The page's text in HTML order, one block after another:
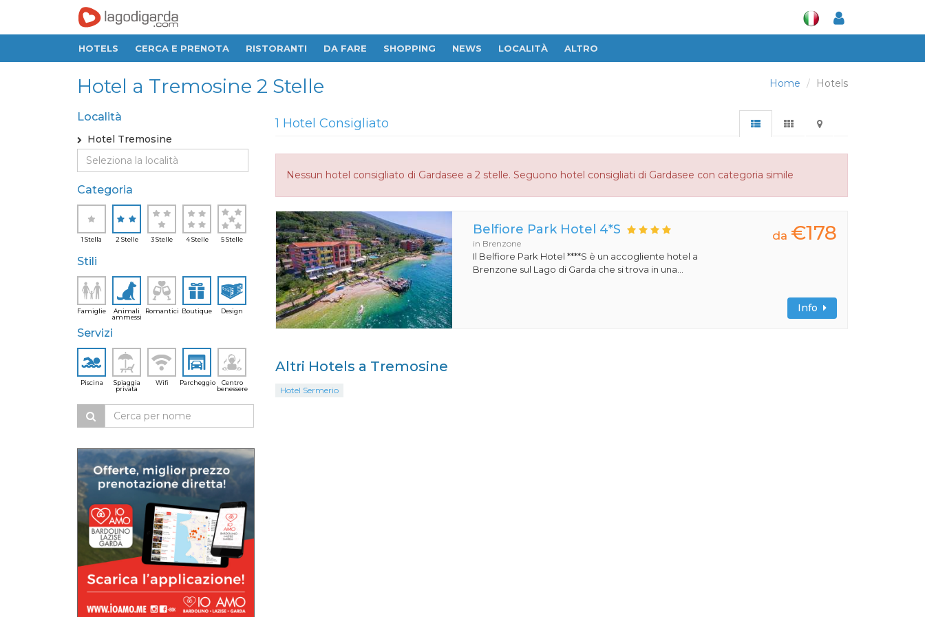
HOTELS CERCA E PRENOTA RISTORANTI DA FARE SHOPPING NEWS LOCALITÀ ALTRO
Home Hotels
Hotel a Tremosine 2 Stelle
Località
Hotel Tremosine
Categoria
1 Stella 2 Stelle 3 Stelle 4 Stelle 5 Stelle
Stili
Famiglie
Animali
ammessi
Romantici Boutique Design
Servizi
Piscina
Spiaggia
privata
Wifi Parcheggio
Centro
benessere
1 Hotel Consigliato
Nessun hotel consigliato di Gardasee a 2 stelle. Seguono hotel consigliati di Gardasee con categoria simile
Belfiore Park Hotel 4*S
in Brenzone
Il Belfiore Park Hotel ****S è un accogliente hotel a
Brenzone sul Lago di Garda che si trova in una...
da €178
Info
Altri Hotels a Tremosine
Hotel Sermerio